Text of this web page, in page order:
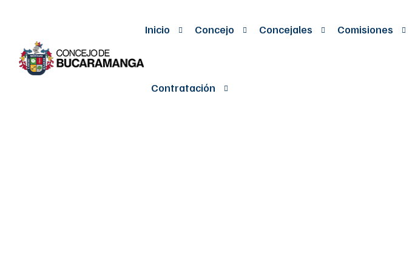
Inicio Concejo Concejales Comisiones
Contratación